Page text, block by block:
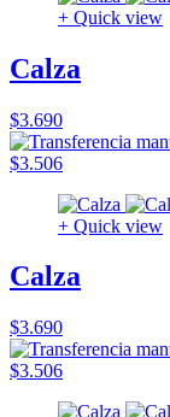
+ Quick view
Calza
$3.690
$3.506
+ Quick view
Calza
$3.690
$3.506